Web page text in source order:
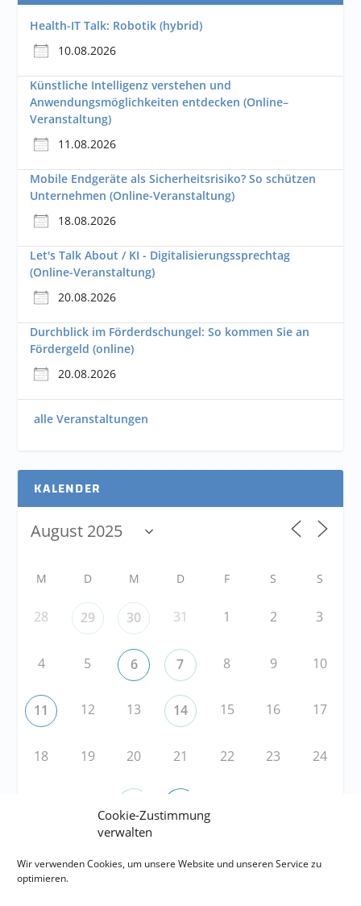
Cookie-Zustimmung
verwalten
Wir verwenden Cookies, um unsere Website und unseren Service zu
optimieren.
Health-IT Talk: Robotik (hybrid)
10.08.2026
Künstliche Intelligenz verstehen und
Anwendungsmöglichkeiten entdecken (Online–
Veranstaltung)
11.08.2026
Mobile Endgeräte als Sicherheitsrisiko? So schützen
Unternehmen (Online-Veranstaltung)
18.08.2026
Let's Talk About / KI - Digitalisierungssprechtag
(Online-Veranstaltung)
20.08.2026
Durchblick im Förderdschungel: So kommen Sie an
Fördergeld (online)
20.08.2026
alle Veranstaltungen
KALENDER
M D M D F S S
28 29 30 31 1 2 3
4 5 6 7 8 9 10
11 12 13 14 15 16 17
18 19 20 21 22 23 24
RSS